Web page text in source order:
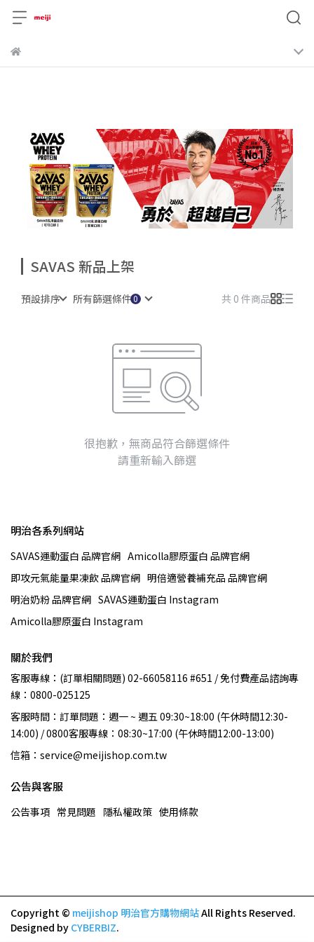
SAVAS 新品上架
預設排序 所有篩選條件 共 0 件商品
很抱歉，無商品符合篩選條件
請重新輸入篩選
明治各系列網站
SAVAS運動蛋白 品牌官網 Amicolla膠原蛋白 品牌官網
即攻元氣能量果凍飲 品牌官網 明倍適營養補充品 品牌官網
明治奶粉 品牌官網 SAVAS運動蛋白 Instagram
Amicolla膠原蛋白 Instagram
關於我們
客服專線：(訂單相關問題) 02-66058116 #651 / 免付費產品諮詢專
線：0800-025125
客服時間：訂單問題：週一 ~ 週五 09:30~18:00 (午休時間12:30-
14:00) / 0800客服專線：08:30~17:00 (午休時間12:00-13:00)
信箱：service@meijishop.com.tw
公告與客服
公告事項 常見問題 隱私權政策 使用條款
Copyright © meijishop 明治官方購物網站All Rights Reserved.
Designed by CYBERBIZ.